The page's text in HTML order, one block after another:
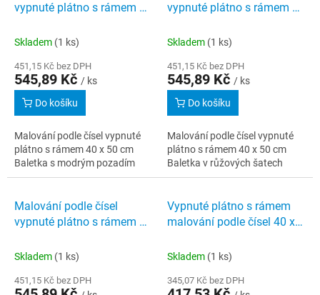
vypnuté plátno s rámem 40
pozadím
Skladem (1 ks)
451,15 Kč bez DPH
545,89 Kč / ks
Do košíku
Malování podle čísel vypnuté
plátno s rámem 40 x 50 cm
Baletka s modrým pozadím
vypnuté plátno s rámem 40
šatech
Skladem (1 ks)
451,15 Kč bez DPH
545,89 Kč / ks
Do košíku
Malování podle čísel vypnuté
plátno s rámem 40 x 50 cm
Baletka v růžových šatech
Malování podle čísel
vypnuté plátno s rámem 40
Skladem (1 ks)
451,15 Kč bez DPH
Vypnuté plátno s rámem
malování podle čísel 40 x
Skladem (1 ks)
345,07 Kč bez DPH